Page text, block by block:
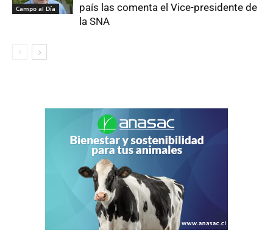
Campo al Día
país las comenta el Vice-presidente de
la SNA